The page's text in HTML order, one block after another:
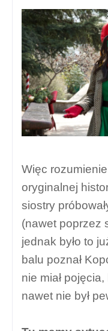
Więc
oryginalnej
siostry
(nawet poprzez
jednak było to
balu poznał
nie miał
nawet nie był